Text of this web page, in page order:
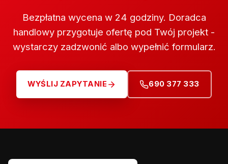
Bezpłatna wycena w 24 godziny. Doradca
handlowy przygotuje ofertę pod Twój projekt -
wystarczy zadzwonić albo wypełnić formularz.
WYŚLIJ ZAPYTANIE 690 377 333